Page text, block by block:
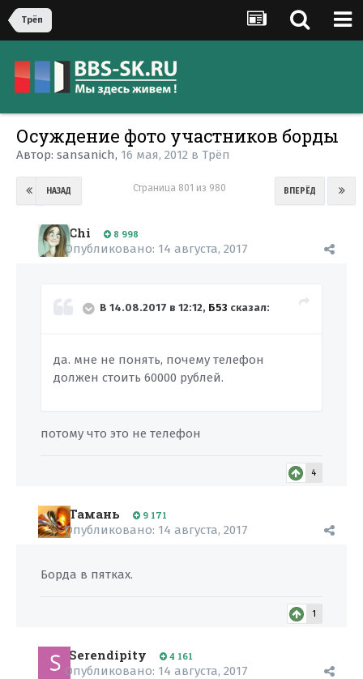
Трёп
Осуждение фото участников борды
Автор: sansanich, 16 мая, 2012 в Трёп
НАЗАД ВПЕРЁД
Страница 801 из 980
Chi 8 998
Опубликовано: 14 августа, 2017
В 14.08.2017 в 12:12, Б53 сказал:
да. мне не понять, почему телефон
должен стоить 60000 рублей.
потому что это не телефон
4
Тамань 9 171
Опубликовано: 14 августа, 2017
Борда в пятках.
1
Serendipity 4 161
Опубликовано: 14 августа, 2017